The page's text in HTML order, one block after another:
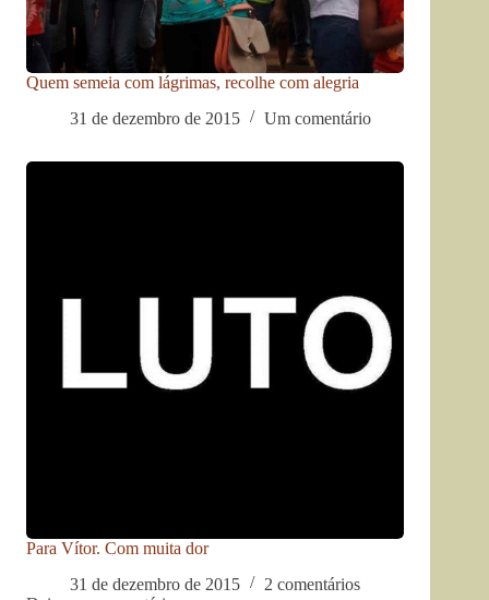
Quem semeia com lágrimas, recolhe com alegria
31 de dezembro de 2015
Um comentário
Para Vítor. Com muita dor
31 de dezembro de 2015
2 comentários